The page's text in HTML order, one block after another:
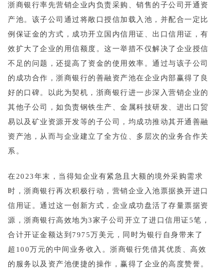
浙商银行率先营销企业内负责采购、销售的子公司开通资
产池。该子公司通过将敞口授信加载入池，并配合一定比
例保证金的方式，成功开立国内信用证、出口信用证，有
效扩大了企业的用信额度。这一举措不仅解决了企业授信
不足的问题，还提高了资金的使用效率。通过与该子公司
的成功合作，浙商银行的善融资产池在企业内部赢得了良
好的口碑。以此为契机，浙商银行进一步深入营销企业的
其他子公司，如负责钢铁生产、金属科技研发、进出口贸
易以及矿业资源开发等的子公司，均成功推动其开通善融
资产池，从而与企业建立了全方位、多层次的业务合作关
系。
在2023年末，当得知企业有紧急且大额的境外采购需求
时，浙商银行再次积极行动，营销企业入池票据换开进口
信用证。通过这一创新方式，企业成功盘活了存量票据资
源，浙商银行高效地为3家子公司开立了进口信用证5笔，
合计开证金额达到7975万美元，同时为银行自身带来了
超100万元的中间业务收入。浙商银行凭借其优质、高效
的服务以及资产池便捷的操作，赢得了企业的高度赞誉。